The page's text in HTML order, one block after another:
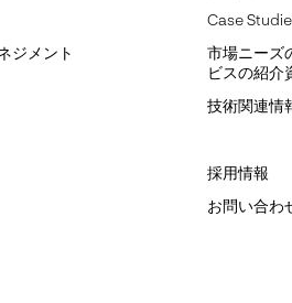
ジメント
Case
市場ニーズ
ビスの紹介
技術関連情
採用情報
お問い合わ